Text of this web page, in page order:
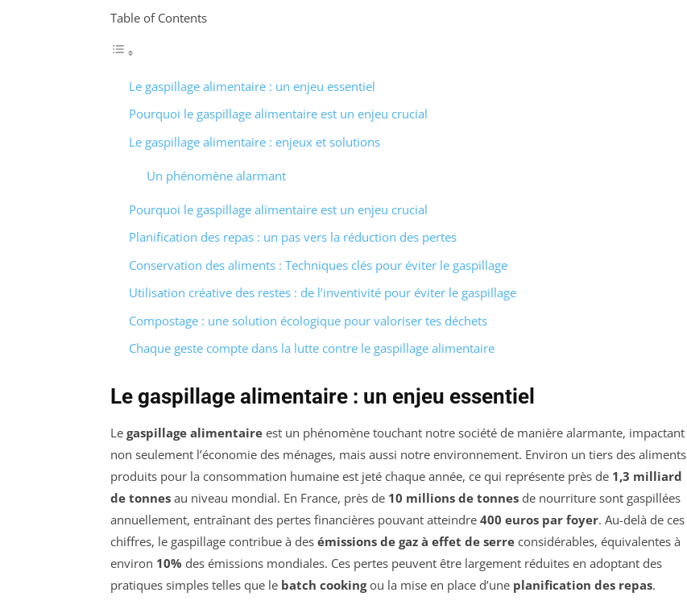
Table of Contents
Le gaspillage alimentaire : un enjeu essentiel
Pourquoi le gaspillage alimentaire est un enjeu crucial
Le gaspillage alimentaire : enjeux et solutions
Un phénomène alarmant
Pourquoi le gaspillage alimentaire est un enjeu crucial
Planification des repas : un pas vers la réduction des pertes
Conservation des aliments : Techniques clés pour éviter le gaspillage
Utilisation créative des restes : de l’inventivité pour éviter le gaspillage
Compostage : une solution écologique pour valoriser tes déchets
Chaque geste compte dans la lutte contre le gaspillage alimentaire
Le gaspillage alimentaire : un enjeu essentiel
Le gaspillage alimentaire est un phénomène touchant notre société de manière alarmante, impactant
non seulement l’économie des ménages, mais aussi notre environnement. Environ un tiers des aliments
produits pour la consommation humaine est jeté chaque année, ce qui représente près de 1,3 milliard
de tonnes au niveau mondial. En France, près de 10 millions de tonnes de nourriture sont gaspillées
annuellement, entraînant des pertes financières pouvant atteindre 400 euros par foyer. Au-delà de ces
chiffres, le gaspillage contribue à des émissions de gaz à effet de serre considérables, équivalentes à
environ 10% des émissions mondiales. Ces pertes peuvent être largement réduites en adoptant des
pratiques simples telles que le batch cookingou la mise en place d’une planification des repas.